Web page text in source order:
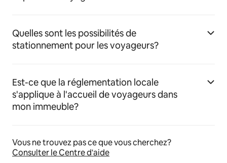
Quelles sont les possibilités de
stationnement pour les voyageurs?
Est-ce que la réglementation locale
s'applique à l'accueil de voyageurs dans
mon immeuble?
Vous ne trouvez pas ce que vous cherchez?
Consulter le Centre d'aide